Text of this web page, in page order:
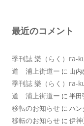
最近のコメント
季刊誌 樂（らく）
道 浦上街道ー に 山内
季刊誌 樂（らく）
道 浦上街道ー に 半田
移転のお知らせ に ハン
移転のお知らせ に 伊